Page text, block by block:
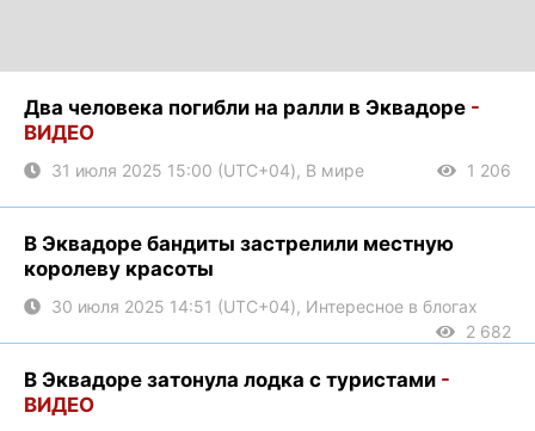
Два человека погибли на ралли в Эквадоре -
ВИДЕО
31 июля 2025 15:00 (UTC+04), В мире 1 206
В Эквадоре бандиты застрелили местную
королеву красоты
30 июля 2025 14:51 (UTC+04), Интересное в блогах
2 682
В Эквадоре затонула лодка с туристами -
ВИДЕО